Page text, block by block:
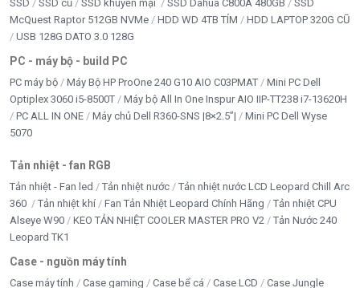
Inverter bám tải
LAPTOP Chính hãng
LCD - MÀN HÌNH
LINH KIỆN LAPTOP
LOA KẸO KÉO
LOA VI TÍNH - HEADPHONE
MAINBOARD
SSD SSD cũ SSD khuyến mại SSD Dahua C800A 480GB
SSD
McQuest Raptor 512GB NVMe
HDD WD 4TB TÍM
HDD LAPTOP 320G CŨ
USB 128G DATO 3.0 128G
PC - máy bộ - build PC
PC máy bộ Máy Bộ HP ProOne 240 G10 AIO C03PMAT
Mini PC Dell
Optiplex 3060 i5-8500T
Máy bộ All In One Inspur AIO IIP-TT238 i7-13620H
PC ALL IN ONE
Máy chủ Dell R360-SNS |8×2.5”|
Mini PC Dell Wyse
5070
Tản nhiệt - fan RGB
Tản nhiệt - Fan led Tản nhiệt nước
Tản nhiệt nước LCD Leopard Chill Arc
360
Tản nhiệt khí Fan Tản Nhiệt Leopard Chính Hãng
Tản nhiệt CPU
Alseye W90
KEO TẢN NHIỆT COOLER MASTER PRO V2
Tản Nước 240
Leopard TK1
Case - nguồn máy tính
Case máy tính Case gaming Case bể cá Case LCD Case Jungle